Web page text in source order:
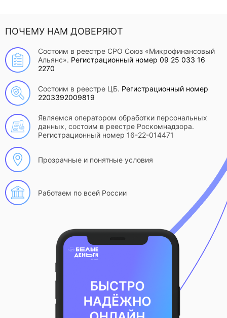
ПОЧЕМУ НАМ ДОВЕРЯЮТ
Состоим в реестре СРО Союз «Микрофинансовый
Альянс». Регистрационный номер 09 25 033 16
2270
Состоим в реестре ЦБ. Регистрационный номер
2203392009819
Являемся оператором обработки персональных
данных, состоим в реестре Роскомнадзора.
Регистрационный номер 16-22-014471
Прозрачные и понятные условия
Работаем по всей России